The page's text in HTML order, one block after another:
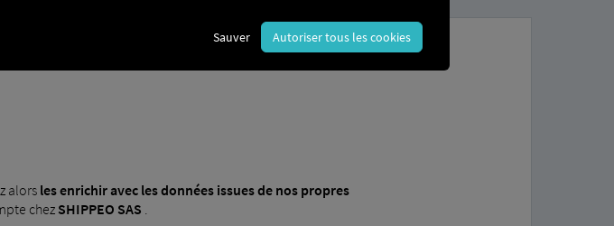
alorsles enrichir avec les données issues de nos propres
chezSHIPPEO SAS .
Sauver Autoriser tous les cookies